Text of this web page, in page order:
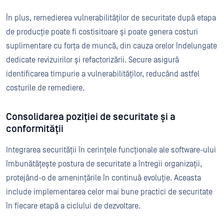
În plus, remedierea vulnerabilităților de securitate după etapa
de producție poate fi costisitoare și poate genera costuri
suplimentare cu forța de muncă, din cauza orelor îndelungate
dedicate revizuirilor și refactorizării. Secure asigură
identificarea timpurie a vulnerabilităților, reducând astfel
costurile de remediere.
Consolidarea poziției de securitate și a
conformității
Integrarea securității în cerințele funcționale ale software-ului
îmbunătățește postura de securitate a întregii organizații,
protejând-o de amenințările în continuă evoluție. Aceasta
include implementarea celor mai bune practici de securitate
în fiecare etapă a ciclului de dezvoltare.